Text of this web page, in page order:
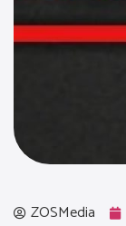
ZOSMedia